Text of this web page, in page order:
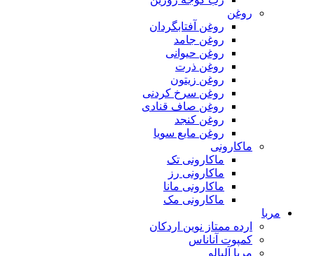
روغن
روغن آفتابگردان
روغن جامد
روغن حیوانی
روغن ذرت
روغن زیتون
روغن سرخ کردنی
روغن صاف قنادی
روغن کنجد
روغن مایع سویا
ماکارونی
ماکارونی تک
ماکارونی رز
ماکارونی مانا
ماکارونی مک
مربا
ارده ممتاز نوین اردکان
کمپوت آناناس
مربا آلبالو